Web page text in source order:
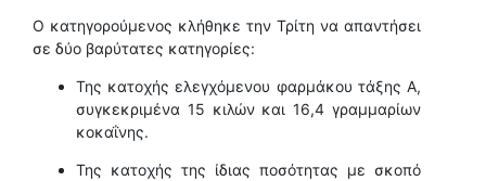
Ο κατηγορούμενος κλήθηκε την Τρίτη να απαντήσει
σε δύο βαρύτατες κατηγορίες:
Της κατοχής ελεγχόμενου φαρμάκου τάξης Α,
συγκεκριμένα 15 κιλών και 16,4 γραμμαρίων
κοκαΐνης.
Της κατοχής της ίδιας ποσότητας με σκοπό